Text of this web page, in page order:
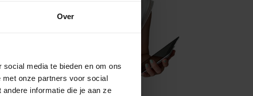
Over
media te bieden en om ons
onze partners voor social
informatie die je aan ze